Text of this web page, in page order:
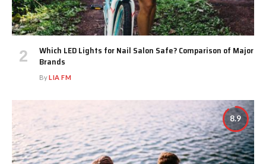
Which LED Lights for Nail Salon Safe? Comparison of Major
Brands
ByLIA FM
8.9